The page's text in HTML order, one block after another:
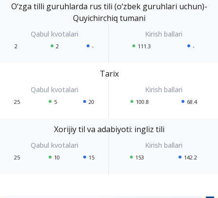
O‘zga tilli guruhlarda rus tili (o‘zbek guruhlari uchun)-
Quyichirchiq tumani
2 2 - 111.3 -
Tarix
25 5 20 100.8 68.4
Xorijiy til va adabiyoti: ingliz tili
25 10 15 153 142.2